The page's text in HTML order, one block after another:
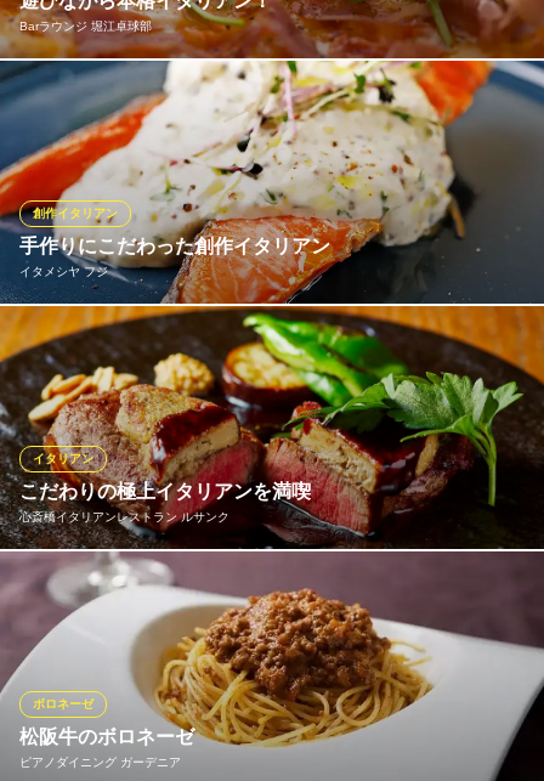
Barラウンジ 堀江卓球部
3週間ごとに季節メニューを変えてご提供！ 「しらすととびっこ
の柚子胡椒オイルパスタ」「ロマーナピッツァ」「納豆とオクラ
とシラスのアヒージョ」など、その季節の旬素材を使用♪ボードゲ
ームや卓球をしながらつまむ料理とドリンクは絶品！
Barラウンジ 堀江卓球部
食べて遊べる卓球バー
大阪メトロ四つ橋線四ツ橋駅 徒歩4分
大阪府大阪市西区南堀江1-22-18 ナイロンビル2F
手作りにこだわった創作イタリアン
イタメシヤ フジ
創作イタリアン
15時から飲める手作りにこだわったイタリアンのお店。 美味しい
ものを18種のワインと一緒に楽しめるお店が心斎橋に♪ 絶品のソ
ースと炭火焼きの肉料理を◎
イタメシヤ フジ
イタリアン ステーキ
大阪メトロ長堀鶴見緑地線長堀橋駅 徒歩4分
大阪府大阪市中央区東心斎橋1-6-10 リップル周防町1F
こだわりの極上イタリアンを満喫
心斎橋イタリアンレストラン ルサンク
イタリアン
空間だけでなく料理でも贅沢な気分を満喫していただけるよう、
選りすぐりの黒毛和牛を使った逸品を多彩にご用意しておりま
す。柔らかいフィレ肉をシンプルに焼き上げたステーキは1番人気
のメニュー。ハラミを使った肉厚ステーキや希少なハネシタのサ
ラダ仕立てなど、黒毛和牛ならではのコクと旨味を存分にご堪能
ください。
松阪牛のボロネーゼ
ピアノダイニング ガーデニア
ボロネーゼ